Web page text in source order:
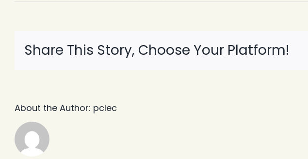
Share This Story, Choose Your Platform!
About the Author: pclec